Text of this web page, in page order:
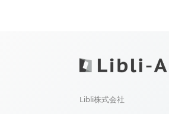
Libli株式会社